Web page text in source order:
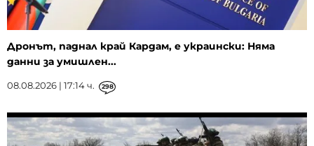
Дронът, паднал край Кардам, е украински: Няма
данни за умишлен...
08.08.2026 | 17:14 ч. 298